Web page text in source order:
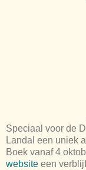
Speciaal voor de
Landal een uniek
Boek vanaf 4
website een